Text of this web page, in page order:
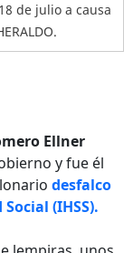
de julio a causa
Ellner
y fue él
desfalco
(IHSS).